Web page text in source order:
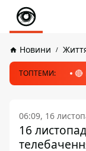
Новини
ТОПТЕМИ: 🔴
06:09, 16
16